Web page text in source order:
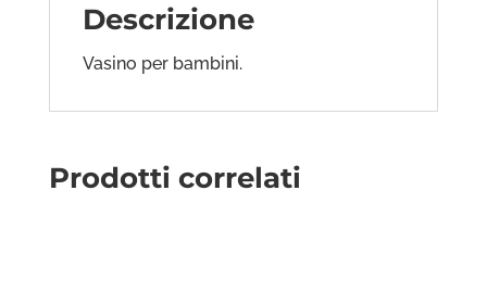
Descrizione
Vasino per bambini.
Prodotti correlati